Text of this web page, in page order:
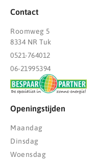
Contact
Roomweg 5
8334 NR Tuk
0521-764012
06-21995394
Openingstijden
Maandag
Dinsdag
Woensdag